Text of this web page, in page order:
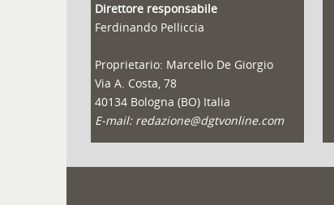
Direttore responsabile
Ferdinando Pelliccia
Proprietario: Marcello De Giorgio
Via A. Costa, 78
40134 Bologna (BO) Italia
E-mail: redazione@dgtvonline.com